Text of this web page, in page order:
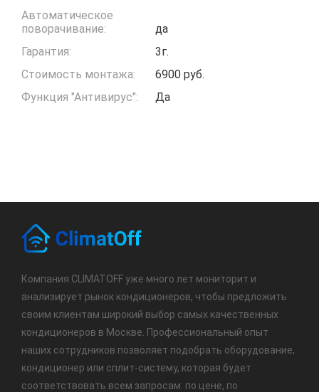
Автоматическое
поворачивание:
да
Гарантия:
3г.
Стоимость монтажа:
6900 руб.
Функция "Антивирус":
Да
Компания CLIMATOFF уже много лет мониторит и
анализирует рынок кондиционеров, чтобы предложить
своим клиентам широкий выбор самых качественных
кондиционеров в Москве. Профессиональный опыт
наших сотрудников позволяет подобрать оборудование,
кондиционер или сплит-систему, которая будет
соответствовать всем запросам: по цене, по